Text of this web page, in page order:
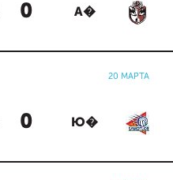
0 А�
20 МАРТА
0 Ю�